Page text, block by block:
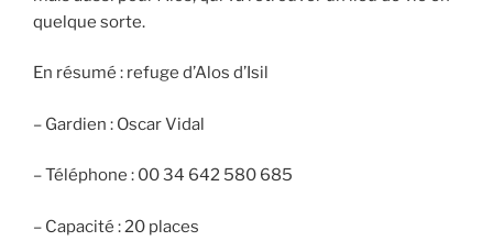
quelque sorte.
En résumé : refuge d’Alos d’Isil
– Gardien : Oscar Vidal
– Téléphone : 00 34 642 580 685
– Capacité : 20 places